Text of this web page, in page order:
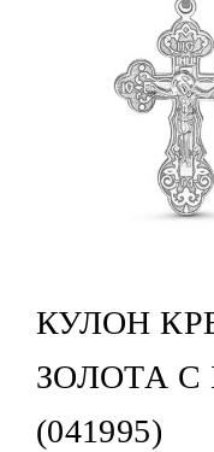
КУЛОН
ЗОЛОТА
(041995)